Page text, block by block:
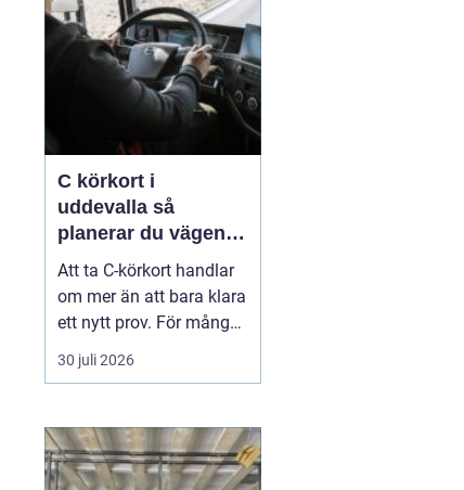
hållbara prestationer
över tid. I den verkligh...
C körkort i
uddevalla så
planerar du vägen
mot tung lastbil
Att ta C-körkort handlar
om mer än att bara klara
ett nytt prov. För många
betyder det en chans till
ett nytt yrke, en starkare
arbetsmarknaden eller
en naturlig utveckling i
ett jobb inom transport
30 juli 2026